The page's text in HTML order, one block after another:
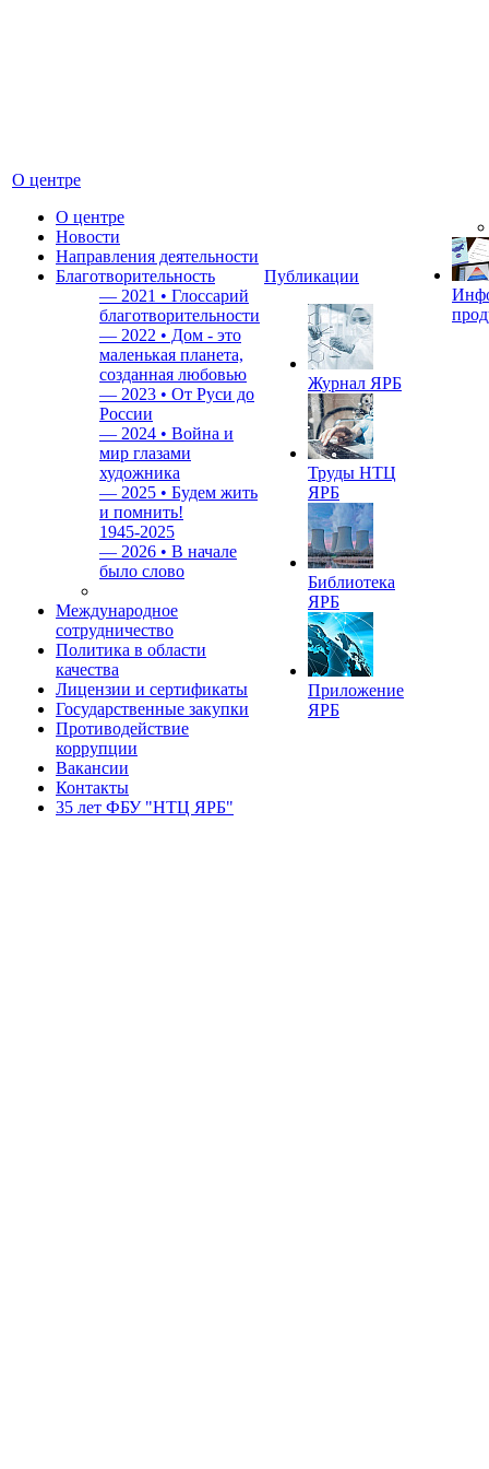
О центре
О центре
Новости
Направления деятельности
Благотворительность
— 2021 • Глоссарий
благотворительности
— 2022 • Дом - это
маленькая планета,
созданная любовью
— 2023 • От Руси до
России
— 2024 • Война и
мир глазами
художника
— 2025 • Будем жить
и помнить!
1945-2025
— 2026 • В начале
было слово
Международное
сотрудничество
Политика в области
качества
Лицензии и сертификаты
Государственные закупки
Противодействие
коррупции
Вакансии
Контакты
35 лет ФБУ "НТЦ ЯРБ"
Публикации
Журнал ЯРБ
Труды НТЦ
ЯРБ
Библиотека
ЯРБ
Приложение
ЯРБ